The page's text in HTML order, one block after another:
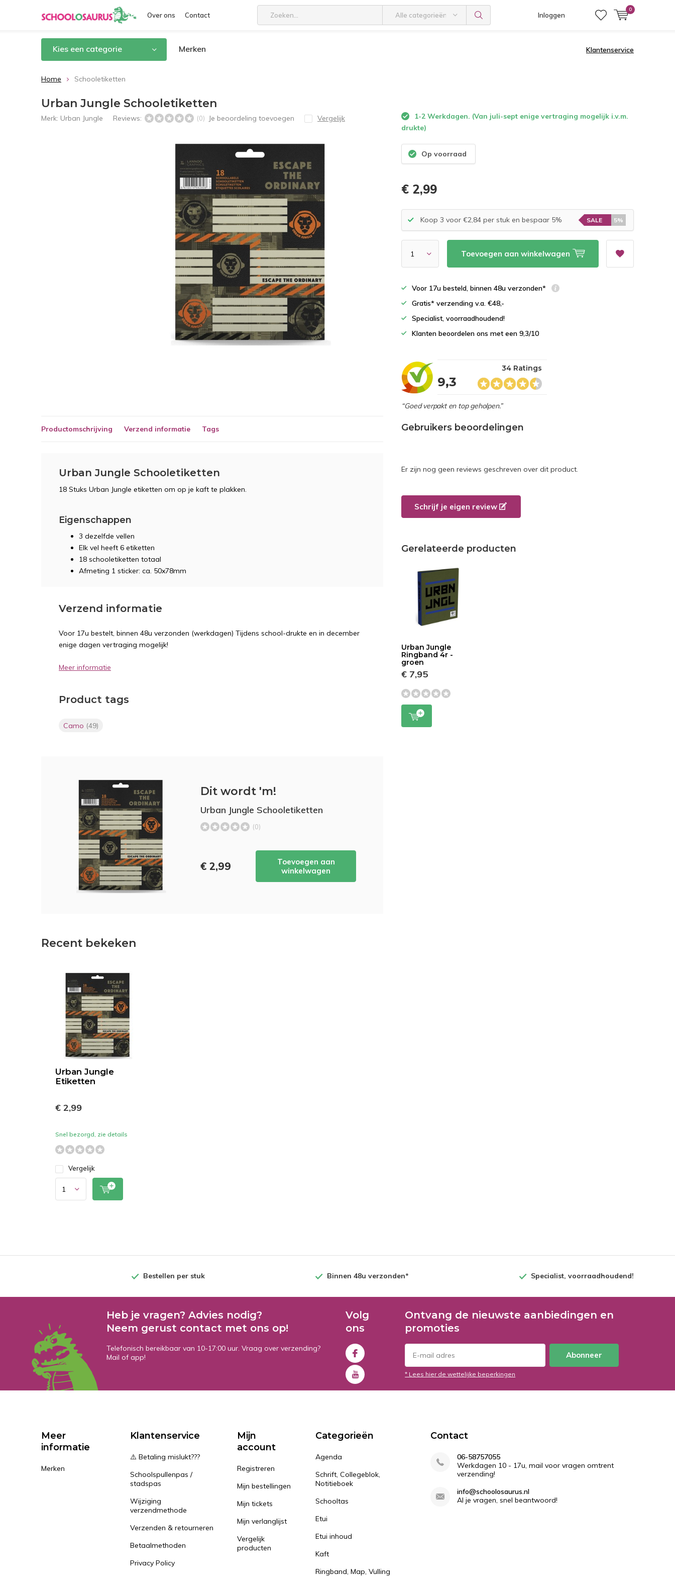
Over ons Contact Alle categorieën Inloggen
0
Kies een categorie Merken Klantenservice
Home Schooletiketten
Urban Jungle Schooletiketten
Merk: Urban Jungle Reviews: (0) Je beoordeling toevoegen Vergelijk
1-2 Werkdagen. (Van juli-sept enige vertraging mogelijk i.v.m.
drukte)
Op voorraad
€ 2,99
Koop 3 voor €2,84 per stuk en bespaar 5% SALE 5%
Toevoegen aan winkelwagen
Voor 17u besteld, binnen 48u verzonden*
Gratis* verzending v.a. €48,-
Specialist, voorraadhoudend!
Klanten beoordelen ons met een 9,3/10
9,3
34 Ratings
“Goed verpakt en top geholpen.”
Productomschrijving Verzend informatie Tags
Urban Jungle Schooletiketten
18 Stuks Urban Jungle etiketten om op je kaft te plakken.
Eigenschappen
3 dezelfde vellen
Elk vel heeft 6 etiketten
18 schooletiketten totaal
Afmeting 1 sticker: ca. 50x78mm
Verzend informatie
Voor 17u bestelt, binnen 48u verzonden (werkdagen) Tijdens school-drukte en in december
enige dagen vertraging mogelijk!
Meer informatie
Product tags
Camo (49)
Dit wordt 'm!
Urban Jungle Schooletiketten
(0)
€ 2,99
Toevoegen aan
winkelwagen
Gebruikers beoordelingen
Er zijn nog geen reviews geschreven over dit product.
Schrijf je eigen review
Gerelateerde producten
Urban Jungle
Ringband 4r -
groen
€ 7,95
Recent bekeken
Urban Jungle
Etiketten
€ 2,99
Snel bezorgd, zie details
Vergelijk
Bestellen per stuk Binnen 48u verzonden* Specialist, voorraadhoudend!
Heb je vragen? Advies nodig?
Neem gerust contact met ons op!
Telefonisch bereikbaar van 10-17:00 uur. Vraag over verzending?
Mail of app!
Volg
ons
Ontvang de nieuwste aanbiedingen en
promoties
Abonneer
* Lees hier de wettelijke beperkingen
Meer
informatie
Merken
Klantenservice
⚠️ Betaling mislukt???
Schoolspullenpas /
stadspas
Wijziging
verzendmethode
Verzenden & retourneren
Betaalmethoden
Privacy Policy
Mijn
account
Registreren
Mijn bestellingen
Mijn tickets
Mijn verlanglijst
Vergelijk
producten
Categorieën
Agenda
Schrift, Collegeblok,
Notitieboek
Schooltas
Etui
Etui inhoud
Kaft
Ringband, Map, Vulling
Contact
06-58757055
Werkdagen 10 - 17u, mail voor vragen omtrent
verzending!
info@schoolosaurus.nl
Al je vragen, snel beantwoord!